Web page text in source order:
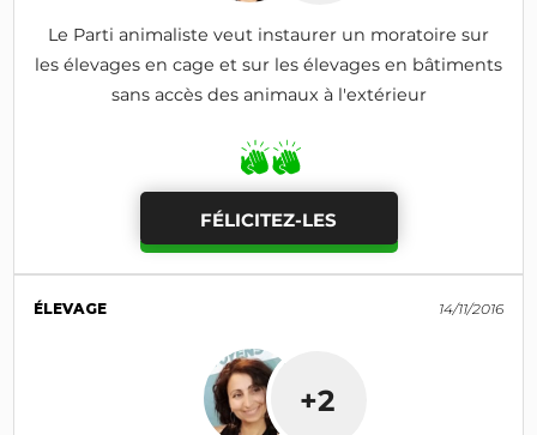
Le Parti animaliste veut instaurer un moratoire sur
les élevages en cage et sur les élevages en bâtiments
sans accès des animaux à l'extérieur
FÉLICITEZ-LES
ÉLEVAGE 14/11/2016
+2